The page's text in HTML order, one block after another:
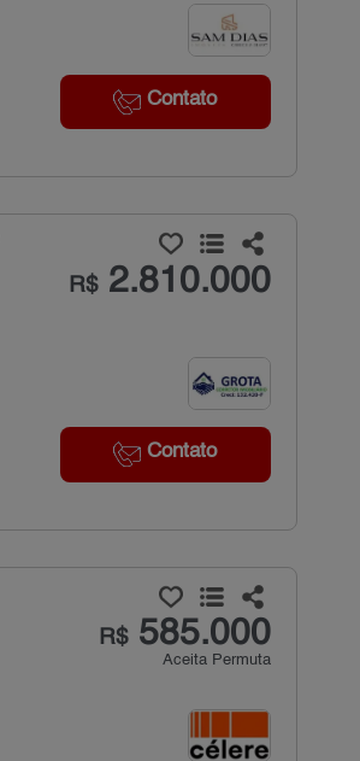
Contato
R$2.810.000
Contato
R$585.000
Aceita Permuta